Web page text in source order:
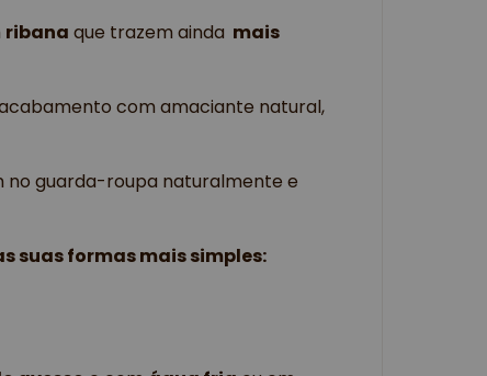
ribana que trazem ainda mais
com amaciante natural,
no guarda-roupa naturalmente e
suas formas mais simples: